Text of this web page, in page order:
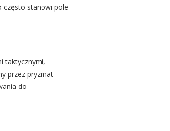
często stanowi pole
taktycznymi,
przez pryzmat
do